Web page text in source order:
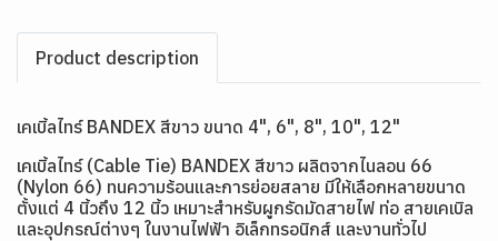
Product description
เคเบิ้ลไทร์ BANDEX สีขาว ขนาด 4", 6", 8", 10", 12"
เคเบิ้ลไทร์ (Cable Tie) BANDEX สีขาว ผลิตจากไนลอน 66
(Nylon 66) ทนความร้อนและการย่อยสลาย มีให้เลือกหลายขนาด
ตั้งแต่ 4 นิ้วถึง 12 นิ้ว เหมาะสำหรับผูกรัดมัดสายไฟ ท่อ สายเคเบิล
และอุปกรณ์ต่างๆ ในงานไฟฟ้า อิเล็กทรอนิกส์ และงานทั่วไป